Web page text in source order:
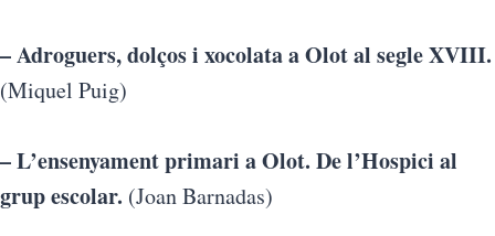
– Adroguers, dolços i xocolata a Olot al segle XVIII.
(Miquel Puig)
– L’ensenyament primari a Olot. De l’Hospici al
grup escolar. (Joan Barnadas)